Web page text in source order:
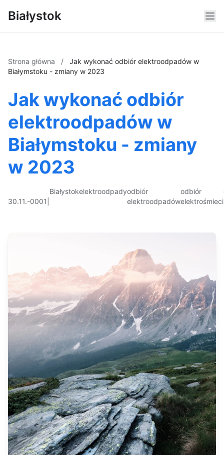
Białystok
Strona główna /
Jak wykonać odbiór elektroodpadów w
Białymstoku - zmiany w 2023
Jak wykonać odbiór
elektroodpadów w
Białymstoku - zmiany
w 2023
30.11.-0001
Białystokelektroodpadyodbiór
elektroodpadów
odbiór
elektrośmieci